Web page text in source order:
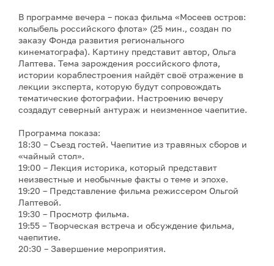
В программе вечера – показ фильма «Мосеев остров:
колыбель российского флота» (25 мин., создан по
заказу Фонда развития регионального
кинематографа). Картину представит автор, Ольга
Лаптева. Тема зарождения российского флота,
истории кораблестроения найдёт своё отражение в
лекции эксперта, которую будут сопровождать
тематические фотографии. Настроению вечеру
создадут северный антураж и неизменное чаепитие.
Программа показа:
18:30 – Съезд гостей. Чаепитие из травяных сборов и
«чайный стол».
19:00 – Лекция историка, который представит
неизвестные и необычные факты о теме и эпохе.
19:20 – Представление фильма режиссером Ольгой
Лаптевой.
19:30 – Просмотр фильма.
19:55 – Творческая встреча и обсуждение фильма,
чаепитие.
20:30 – Завершение мероприятия.